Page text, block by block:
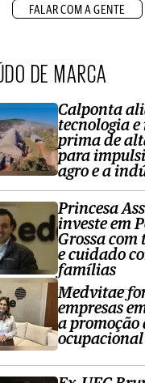
FALAR COM A GENTE
DE MARCA
Calponta
tecnologia
prima de
para
agro e a
Princesa
investe em
Grossa com
e cuidado
famílias
Medvitae
empresas
a promoção
ocupacional